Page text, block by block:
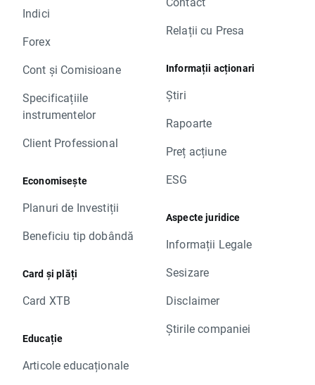
Indici
Forex
Cont și Comisioane
Specificațiile
instrumentelor
Client Professional
Economisește
Planuri de Investiții
Beneficiu tip dobândă
Card și plăți
Card XTB
Educație
Articole educaționale
Relații cu Presa
Informații acționari
Știri
Rapoarte
Preț acțiune
ESG
Aspecte juridice
Informații Legale
Sesizare
Disclaimer
Știrile companiei